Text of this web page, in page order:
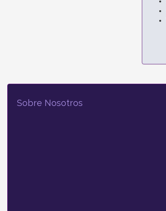
Sobre Nosotros